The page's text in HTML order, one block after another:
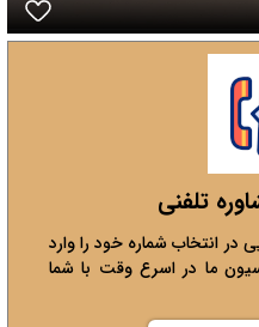
تلفنی
در انتخاب شماره خود را وارد
ما در اسرع وقت با شما